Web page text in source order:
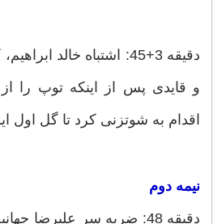
دقیقه 3+45: اشتباه خالد
و قایدی پس از اینکه توپ را
اقدام به شوتزنی کرد تا گل اول
نیمه دوم
دقیقه 48: ضربه سر